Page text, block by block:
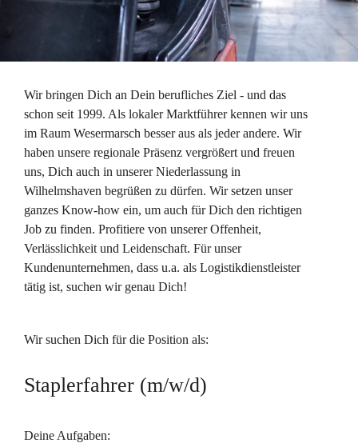
Wir bringen Dich an Dein berufliches Ziel - und das
schon seit 1999. Als lokaler Marktführer kennen wir uns
im Raum Wesermarsch besser aus als jeder andere. Wir
haben unsere regionale Präsenz vergrößert und freuen
uns, Dich auch in unserer Niederlassung in
Wilhelmshaven begrüßen zu dürfen. Wir setzen unser
ganzes Know-how ein, um auch für Dich den richtigen
Job zu finden. Profitiere von unserer Offenheit,
Verlässlichkeit und Leidenschaft. Für unser
Kundenunternehmen, dass u.a. als Logistikdienstleister
tätig ist, suchen wir genau Dich!
Staplerfahrer (m/w/d)
Deine Aufgaben: